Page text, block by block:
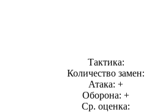
Тактика:
Количество замен:
Атака: +
Оборона: +
Ср. оценка: